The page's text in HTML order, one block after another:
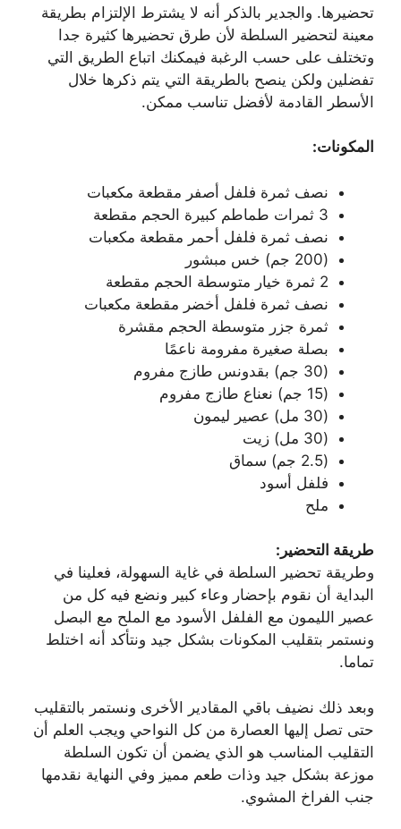
تحضيرها. والجدير بالذكر أنه لا يشترط الإلتزام بطريقة
معينة لتحضير السلطة لأن طرق تحضيرها كثيرة جدا
وتختلف على حسب الرغبة فيمكنك اتباع الطريق التي
تفضلين ولكن ينصح بالطريقة التي يتم ذكرها خلال
الأسطر القادمة لأفضل تناسب ممكن.
المكونات:
نصف ثمرة فلفل أصفر مقطعة مكعبات
3 ثمرات طماطم كبيرة الحجم مقطعة
نصف ثمرة فلفل أحمر مقطعة مكعبات
(200 جم) خس مبشور
2 ثمرة خيار متوسطة الحجم مقطعة
نصف ثمرة فلفل أخضر مقطعة مكعبات
ثمرة جزر متوسطة الحجم مقشرة
بصلة صغيرة مفرومة ناعمًا
(30 جم) بقدونس طازج مفروم
(15 جم) نعناع طازج مفروم
(30 مل) عصير ليمون
(30 مل) زيت
(2.5 جم) سماق
فلفل أسود
ملح
طريقة التحضير:
وطريقة تحضير السلطة في غاية السهولة، فعلينا في
البداية أن نقوم بإحضار وعاء كبير ونضع فيه كل من
عصير الليمون مع الفلفل الأسود مع الملح مع البصل
ونستمر بتقليب المكونات بشكل جيد ونتأكد أنه اختلط
تماما.
وبعد ذلك نضيف باقي المقادير الأخرى ونستمر بالتقليب
حتى تصل إليها العصارة من كل النواحي ويجب العلم أن
التقليب المناسب هو الذي يضمن أن تكون السلطة
موزعة بشكل جيد وذات طعم مميز وفي النهاية نقدمها
جنب الفراخ المشوي.